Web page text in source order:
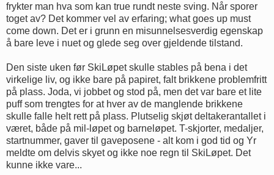
frykter man hva som kan true rundt neste sving. Når sporer
toget av? Det kommer vel av erfaring; what goes up must
come down. Det er i grunn en misunnelsesverdig egenskap
å bare leve i nuet og glede seg over gjeldende tilstand.
Den siste uken før SkiLøpet skulle stables på bena i det
virkelige liv, og ikke bare på papiret, falt brikkene problemfritt
på plass. Joda, vi jobbet og stod på, men det var bare et lite
puff som trengtes for at hver av de manglende brikkene
skulle falle helt rett på plass. Plutselig skjøt deltakerantallet i
været, både på mil-løpet og barneløpet. T-skjorter, medaljer,
startnummer, gaver til gaveposene - alt kom i god tid og Yr
meldte om delvis skyet og ikke noe regn til SkiLøpet. Det
kunne ikke vare...